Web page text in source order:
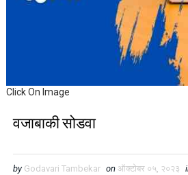
Click On Image
वजाबाकी सोडवा
by Godavari Tambekar on ऑक्टोबर ०५, २०२३